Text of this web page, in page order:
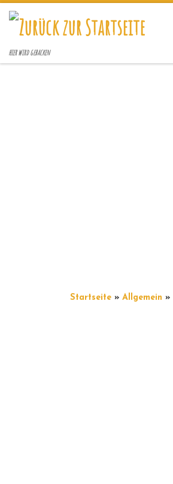
Zum Inhalt springen
hier wird gebacken
Startseite » Allgemein »